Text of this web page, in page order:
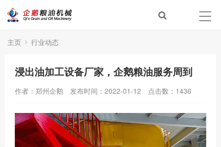
主页 行业动态
浸出油加工设备厂家，企鹅粮油服务周到
作者：郑州企鹅 发布时间：2022-01-12 点击数： 1436